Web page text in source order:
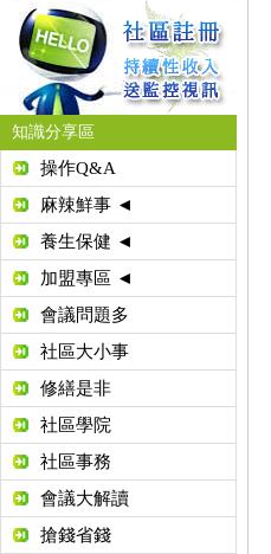
知識分享區
操作Q&A
麻辣鮮事 ◄
養生保健 ◄
加盟專區 ◄
會議問題多
社區大小事
修繕是非
社區學院
社區事務
會議大解讀
搶錢省錢